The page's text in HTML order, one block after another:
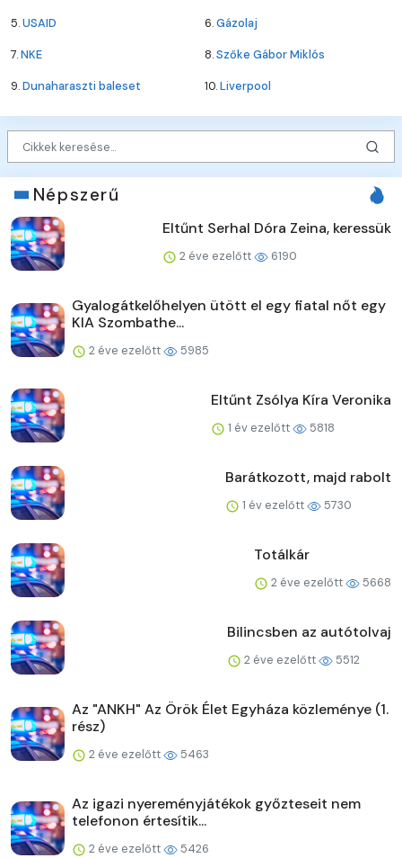
5.USAID 6.Gázolaj
7.NKE 8.Szőke Gábor Miklós
9.Dunaharaszti baleset 10.Liverpool
Népszerű
Eltűnt Serhal Dóra Zeina, keressük
2 éve ezelőtt 6190
Gyalogátkelőhelyen ütött el egy fiatal nőt egy
KIA Szombathe...
2 éve ezelőtt 5985
Eltűnt Zsólya Kíra Veronika
1 év ezelőtt 5818
Barátkozott, majd rabolt
1 év ezelőtt 5730
Totálkár
2 éve ezelőtt 5668
Bilincsben az autótolvaj
2 éve ezelőtt 5512
Az "ANKH" Az Örök Élet Egyháza közleménye (1.
rész)
2 éve ezelőtt 5463
Az igazi nyereményjátékok győzteseit nem
telefonon értesítik...
2 éve ezelőtt 5426